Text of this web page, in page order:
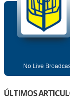
ÚLTIMOS